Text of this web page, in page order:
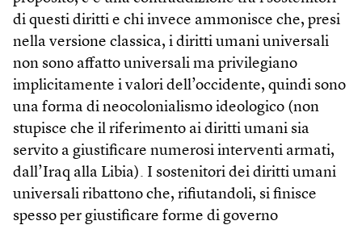
di questi diritti e chi invece ammonisce che, presi
nella versione classica, i diritti umani universali
non sono affatto universali ma privilegiano
implicitamente i valori dell’occidente, quindi sono
una forma di neocolonialismo ideologico (non
stupisce che il riferimento ai diritti umani sia
servito a giustificare numerosi interventi armati,
dall’Iraq alla Libia). I sostenitori dei diritti umani
universali ribattono che, rifiutandoli, si finisce
spesso per giustificare forme di governo